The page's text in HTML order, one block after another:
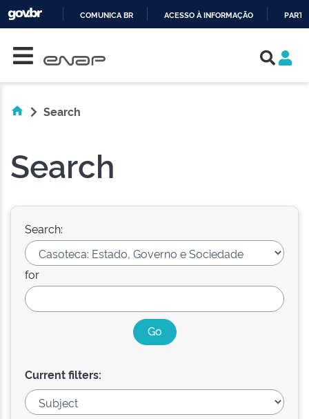
COMUNICA BR ACESSO À INFORMAÇÃO
Search
Search
Search:
for
Current filters: